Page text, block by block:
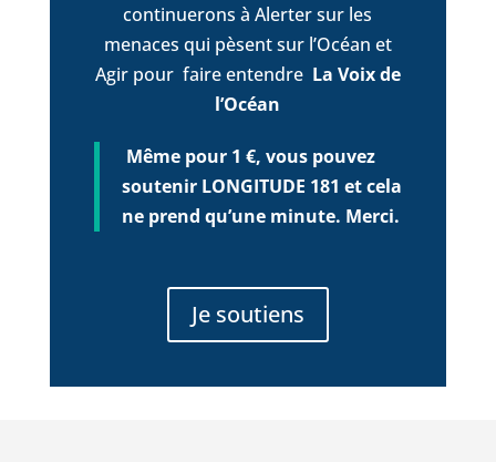
continuerons à Alerter sur les
menaces qui pèsent sur l’Océan et
Agir pour faire entendre La Voix de
l’Océan
Même pour 1 €, vous pouvez
soutenir LONGITUDE 181 et cela
ne prend qu’une minute. Merci.
Je soutiens